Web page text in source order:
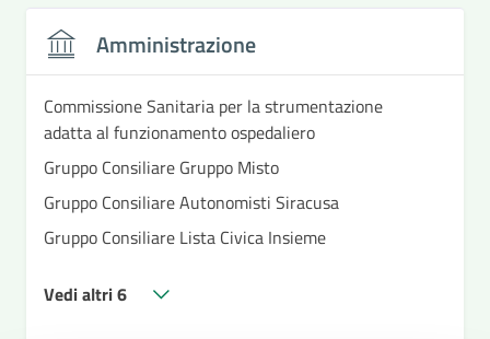
Amministrazione
Commissione Sanitaria per la strumentazione
adatta al funzionamento ospedaliero
Gruppo Consiliare Gruppo Misto
Gruppo Consiliare Autonomisti Siracusa
Gruppo Consiliare Lista Civica Insieme
Vedi altri 6